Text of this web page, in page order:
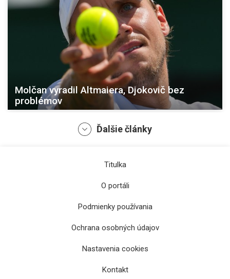
Molčan vyradil Altmaiera, Djokovič bez
problémov
Slováci proti Grécku na antuke v NTC Košice.
Horváth: Najväčšia výzva!
Ďalšie články
Titulka
O portáli
Podmienky používania
Ochrana osobných údajov
Nastavenia cookies
Kontakt